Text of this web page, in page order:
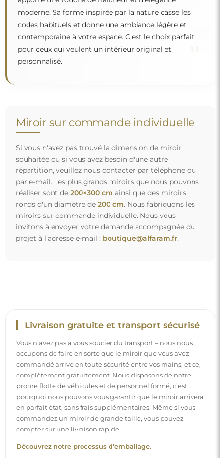
ronds d'un diamètre de
. Nous fabriquons les
miroirs sur commande individuelle. Nous vous
invitons à envoyer votre demande accompagnée du
projet à l'adresse e-mail :boutique@alfaram.fr.
Livraison gratuite et transport sécurisé
Vous n’avez pas à vous soucier du transport – nous nous
occupons de faire en sorte que le miroir que vous avez
commandé arrive en toute sécurité entre vos mains, et ce,
complètement gratuitement. Nous disposons de notre
propre flotte de véhicules et de personnel formé, c’est
pourquoi nous pouvons vous garantir que le miroir arrivera
en parfait état, sans frais supplémentaires. Même si vous
commandez un miroir de grande taille, vous pouvez
compter sur une livraison rapide.
Montage facile
Nous nous chargeons de la fabrication et de la livraison
des miroirs, tandis que l’installation est à votre
responsabilité. Étant donné les particularités de chaque
standards. Cela vous offre la liberté de sélectionner les